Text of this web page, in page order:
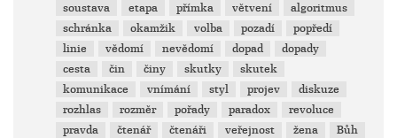
soustava
etapa přímka větvení
algoritmus
schránka
okamžik volba pozadí
popředí
linie
vědomí nevědomí dopad
dopady
cesta
čin činy skutky
skutek
komunikace
vnímání styl projev
diskuze
rozhlas
rozměr pořady paradox
revoluce
pravda
čtenář čtenáři veřejnost žena
Bůh